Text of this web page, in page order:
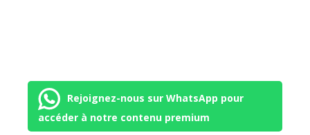
Rejoignez-nous sur WhatsApp pour
accéder à notre contenu premium